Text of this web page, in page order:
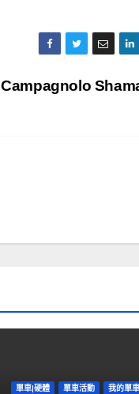
Campagnolo
單車|硬體 單車活動 我的單車